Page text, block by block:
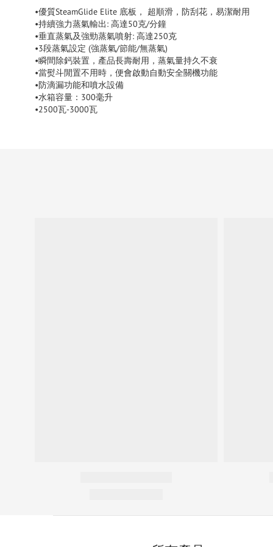
•優質SteamGlide Elite 底板， 超順滑，防刮花，易潔耐用
•持續強力蒸氣輸出: 高達50克/分鐘
•垂直蒸氣及強勁蒸氣噴射: 高達250克
•3段蒸氣設定 (強蒸氣/節能/無蒸氣)
•瞬間除鈣裝置，產品長壽耐用，蒸氣量持久不衰
•當熨斗閒置不用時，便會啟動自動安全關機功能
•防滴漏功能和噴水設備
•水箱容量：300毫升
•2500瓦-3000瓦